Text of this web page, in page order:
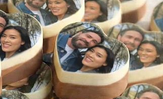
o un messaggio che tocchi il cuore. Nessuna